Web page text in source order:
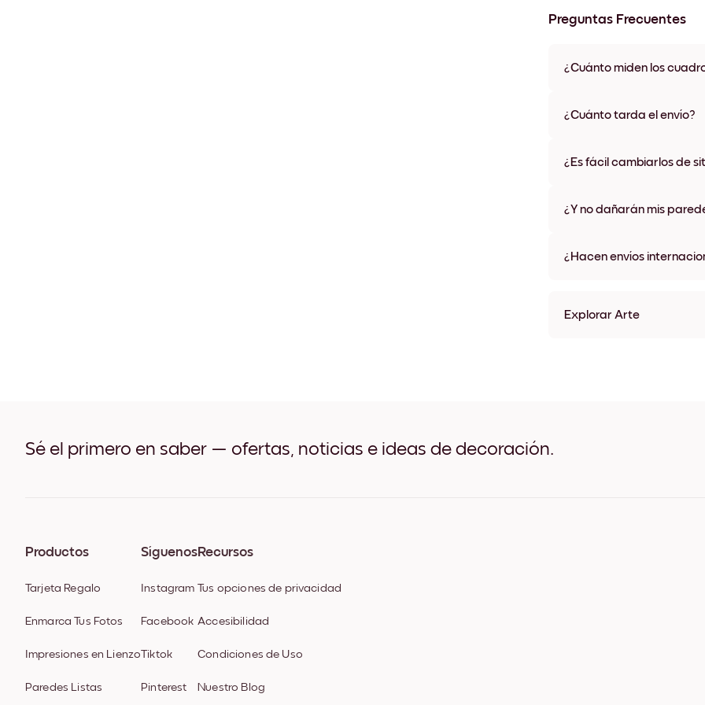
Preguntas Frecuentes
¿Cuánto miden los
materiales y colores de
¿Cuánto tarda el envío?
algunos países. Te
¿Es fácil cambiarlos de
¿Y no dañarán mis
¿Hacen envíos
Explorar Arte
Sé el primero en saber — ofertas, noticias e ideas de decoración.
Productos
Tarjeta Regalo
Enmarca Tus Fotos
Impresiones en Lienzo
Paredes Listas
Síguenos
Instagram
Facebook
Tiktok
Pinterest
Recursos
Tus opciones de privacidad
Accesibilidad
Condiciones de Uso
Nuestro Blog